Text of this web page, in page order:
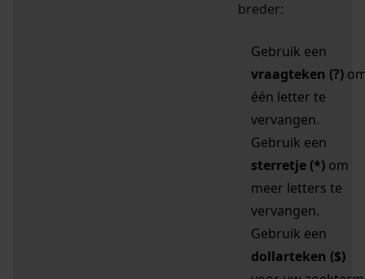
breder:
Gebruik een
vraagteken (?)
één letter te
vervangen.
Gebruik een
sterretje (*) om
meer letters te
vervangen.
Gebruik een
dollarteken ($)